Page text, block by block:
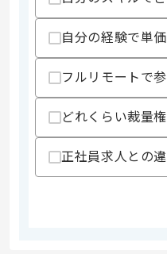
スキル
・
・
・
自分の経験で単
フルリモートで
どれくらい裁量
正社員求人との